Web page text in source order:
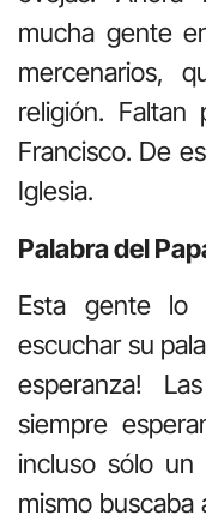
mucha gente
mercenarios,
religión. Faltan
Francisco. De
Iglesia.
Palabra del
Esta gente lo
escuchar su
esperanza!
siempre
incluso sólo
mismo buscaba